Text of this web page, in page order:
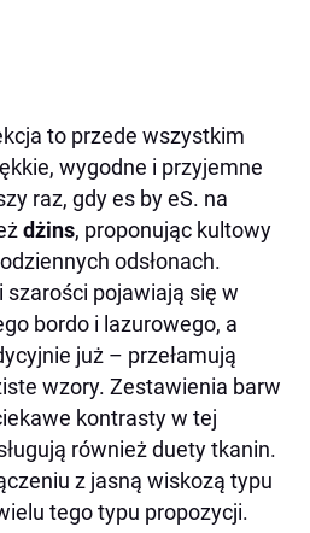
to przede wszystkim
wygodne i przyjemne
raz, gdy es by eS. na
dżins, proponując kultowy
odsłonach.
szarości pojawiają się w
bordo i lazurowego, a
już – przełamują
wzory. Zestawienia barw
kontrasty w tej
również duety tkanin.
z jasną wiskozą typu
tego typu propozycji.